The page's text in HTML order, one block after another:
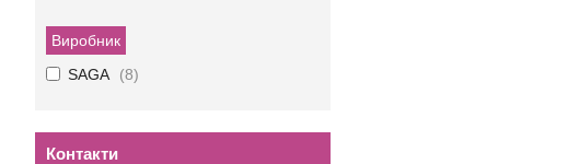
Виробник
SAGA
8
Контакти